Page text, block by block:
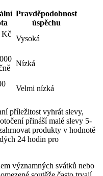
Pravděpodobnost
úspěchu
Kč
Vysoká
Nízká
Velmi nízká
příležitost vyhrát slevy,
přináší malé slevy 5-
produkty v hodnotě
24 hodin pro
významných svátků nebo